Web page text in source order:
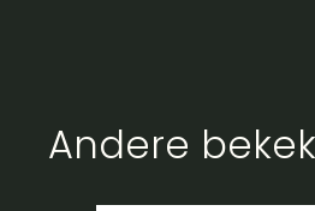
Andere